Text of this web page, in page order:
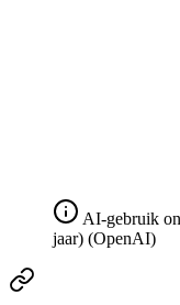
AI-gebruik
jaar) (OpenAI)